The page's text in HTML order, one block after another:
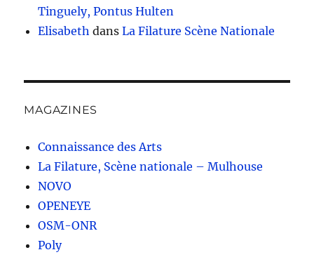
Tinguely, Pontus Hulten
Elisabeth dansLa Filature Scène Nationale
MAGAZINES
Connaissance des Arts
La Filature, Scène nationale – Mulhouse
NOVO
OPENEYE
OSM-ONR
Poly